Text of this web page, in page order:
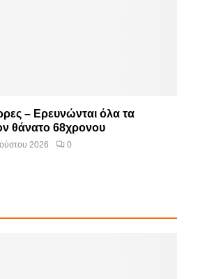
– Ερευνώνται όλα τα
θάνατο 68χρονου
2026 0